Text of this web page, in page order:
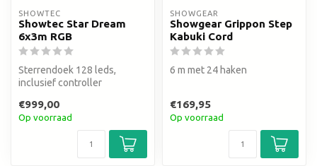
SHOWTEC
Showtec Star Dream
6x3m RGB
Sterrendoek 128 leds,
inclusief controller
€999,00
Op voorraad
SHOWGEAR
Showgear Grippon Step
Kabuki Cord
6 m met 24 haken
€169,95
Op voorraad